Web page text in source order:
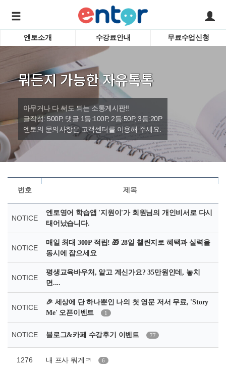
학습도우미 G1
바로가기
서비스안내
강사소개
회사소개
어린이
영자신
수업
엔토소개 수강료안내 무료수업신청
뭐든지 가능한 자유톡톡
아무거나 다 써도 되는 소통게시판!!
글작성: 500P, 댓글 1등:100P, 2등:50P, 3등:20P
엔토의 문의사항은 고객센터를 이용해 주세요.
번호 제목
NOTICE
엔토영어 학습앱 '지원이'가 회원님의 개인비서로 다시
태어났습니다.
NOTICE
매일 최대 300P 적립! 🎁 28일 챌린지로 혜택과 실력을
동시에 잡으세요
NOTICE
평생교육바우처, 알고 계신가요? 35만원인데, 놓치
면....
NOTICE
🎉 세상에 단 하나뿐인 나의 첫 영문 저서 무료, 'Story
Me' 오픈이벤트
1
NOTICE 블로그&카페 수강후기 이벤트 77
1276 내 프사 뭐게ㅋ 6